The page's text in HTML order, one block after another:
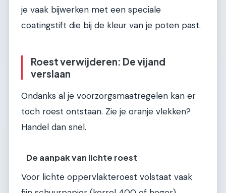
je vaak bijwerken met een speciale
coatingstift die bij de kleur van je poten past.
Roest verwijderen: De vijand
verslaan
Ondanks al je voorzorgsmaatregelen kan er
toch roest ontstaan. Zie je oranje vlekken?
Handel dan snel.
De aanpak van lichte roest
Voor lichte oppervlakteroest volstaat vaak